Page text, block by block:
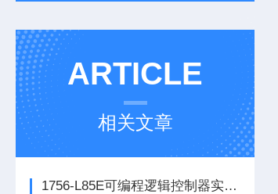
ARTICLE
相关文章
1756-L85E可编程逻辑控制器实操应用常见问题分析及解决方法探讨